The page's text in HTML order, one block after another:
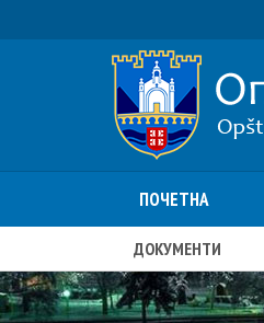
ПОЧЕТНА
ДОКУМЕНТИ